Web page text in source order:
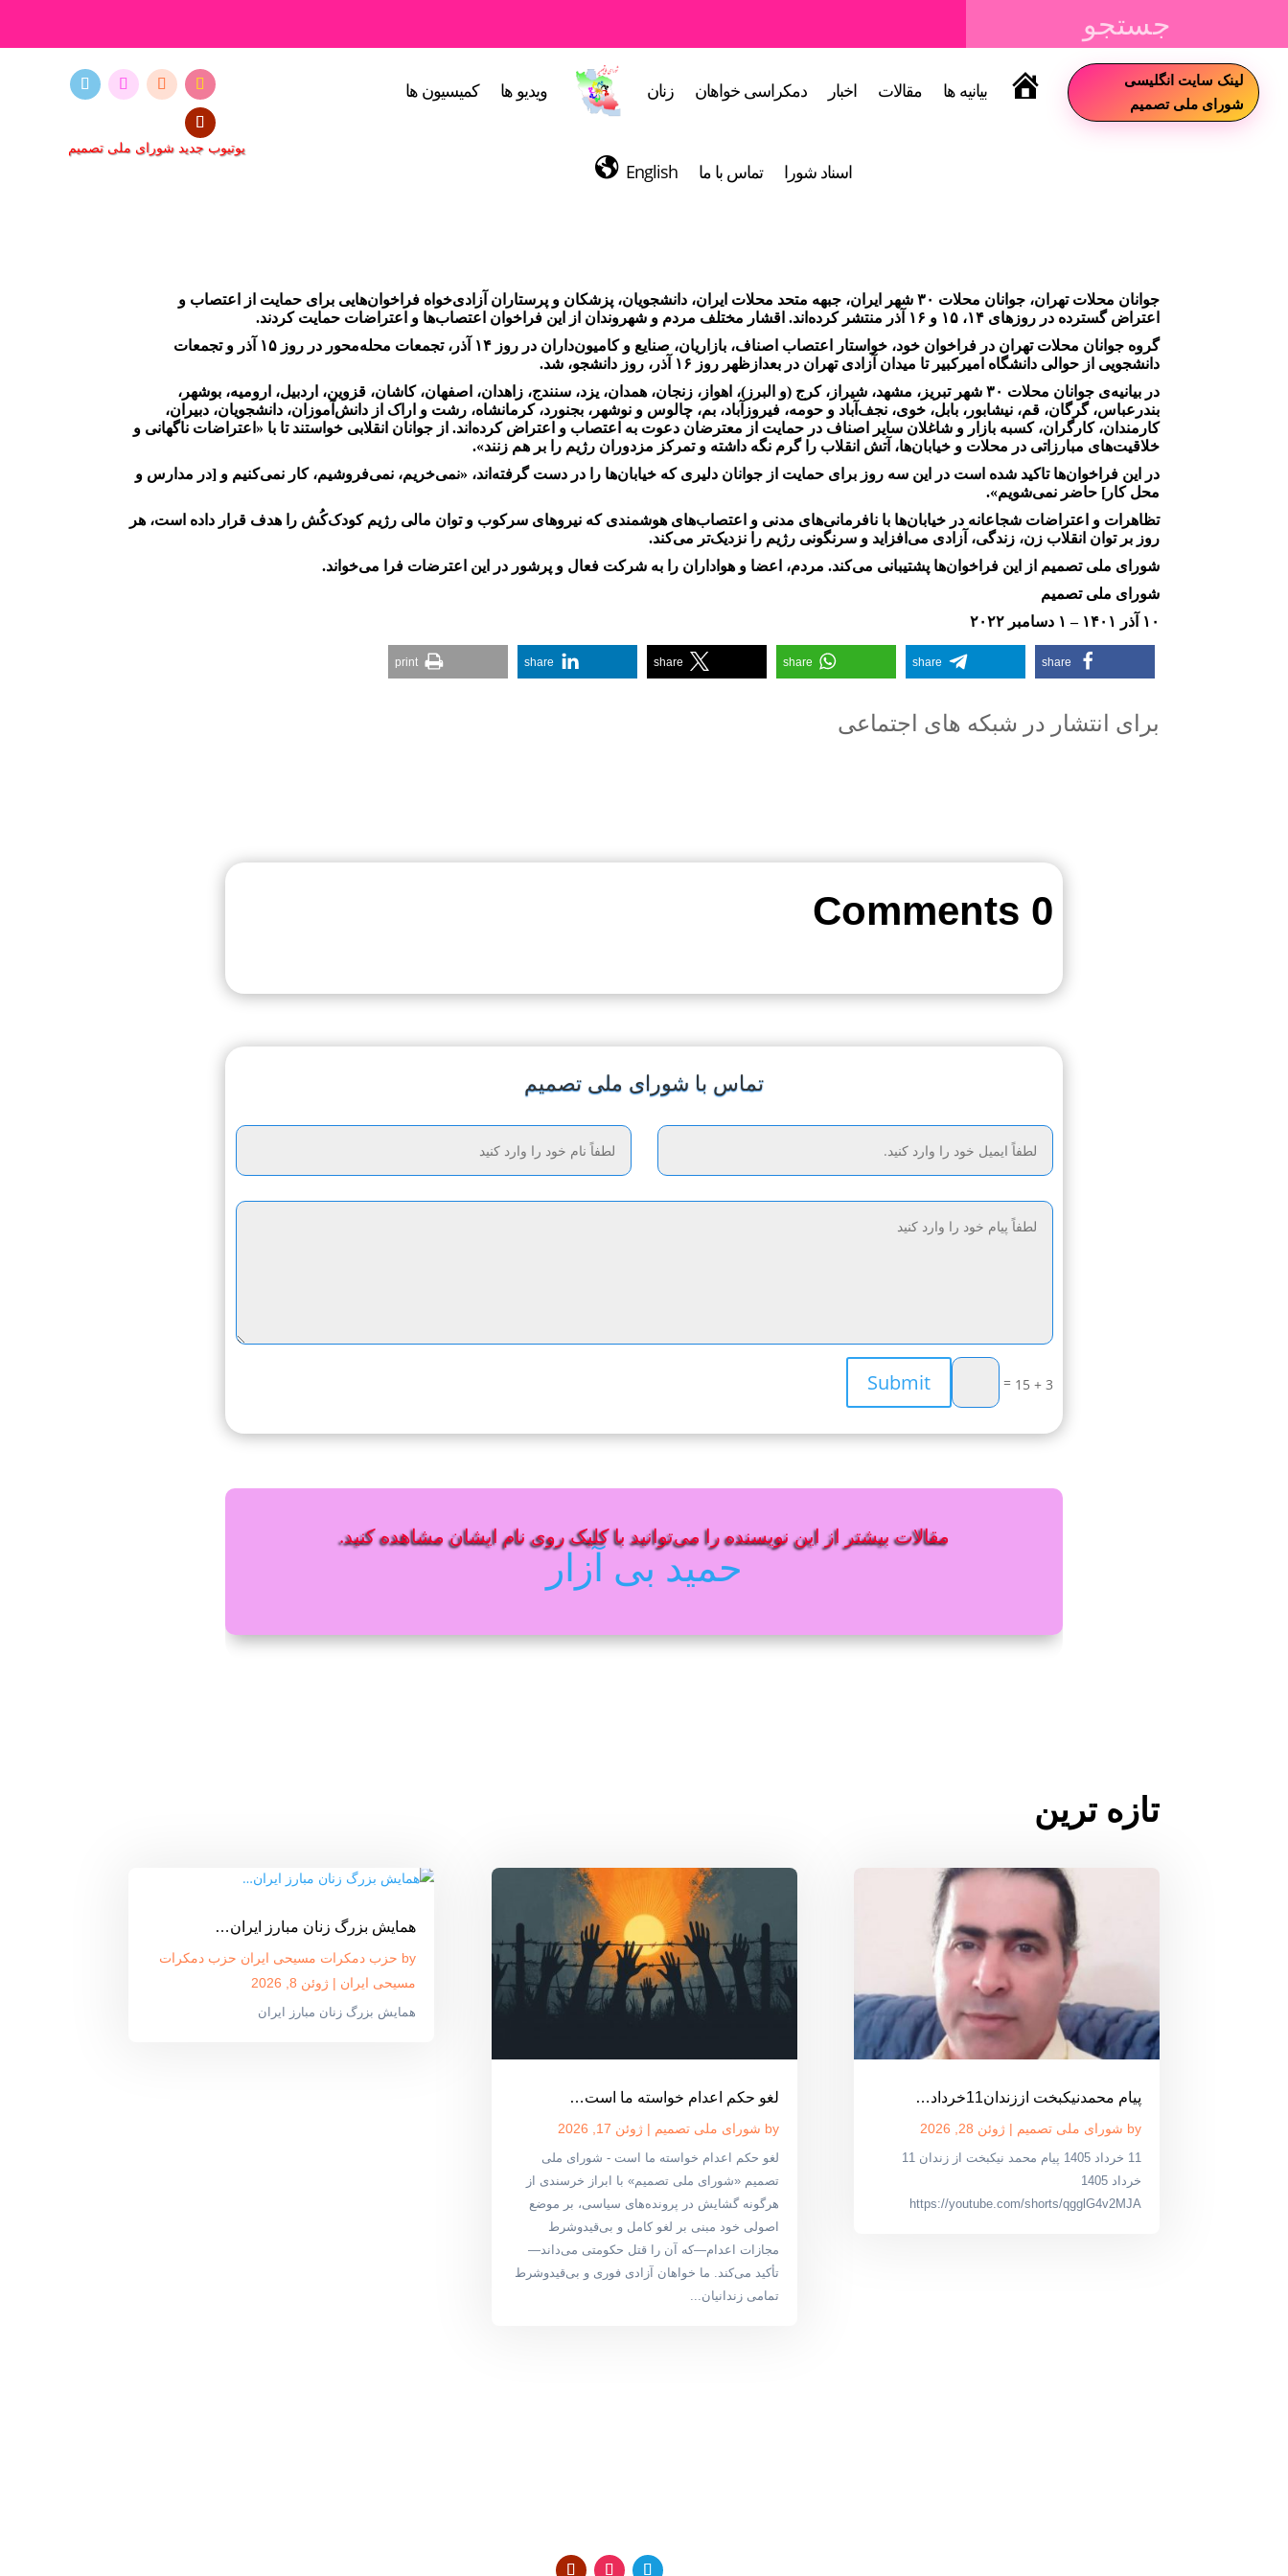
یوتیوب جدید شورای ملی تصمیم
سایت بیانیه ها مقالات اخبار دمکراسی خواهان زنان ویدیو ها کمیسیون ها
اسناد شورا تماس با ما English
لینک سایت انگلیسی
شورای ملی تصمیم
جوانان محلات تهران، جوانان محلات ۳۰ شهر ایران، جبهه متحد محلات ایران، دانشجویان، پزشکان و پرستاران آزادی‌خواه فراخوان‌هایی برای حمایت از اعتصاب و
اعتراض گسترده در روزهای ۱۴، ۱۵ و ۱۶ آذر منتشر کرده‌اند. اقشار مختلف مردم و شهروندان از این فراخوان اعتصاب‌ها و اعتراضات حمایت کردند.
گروه جوانان محلات تهران در فراخوان خود، خواستار اعتصاب اصناف، بازاریان، صنایع و کامیون‌داران در روز ۱۴ آذر، تجمعات محله‌محور در روز ۱۵ آذر و تجمعات
دانشجویی از حوالی دانشگاه امیرکبیر تا میدان آزادی تهران در بعدازظهر روز ۱۶ آذر، روز دانشجو، شد.
در بیانیه‌ی جوانان محلات ۳۰ شهر تبریز، مشهد، شیراز، کرج (و البرز)، اهواز، زنجان، همدان، یزد، سنندج، زاهدان، اصفهان، کاشان، قزوین، اردبیل، ارومیه، بوشهر،
بندرعباس، گرگان، قم، نیشابور، بابل، خوی، نجف‌آباد و حومه، فیروزآباد، بم، چالوس و نوشهر، بجنورد، کرمانشاه، رشت و اراک از دانش‌آموزان، دانشجویان، دبیران،
کارمندان، کارگران، کسبه بازار و شاغلان سایر اصناف در حمایت از معترضان دعوت به اعتصاب و اعتراض کرده‌اند. از جوانان انقلابی خواستند تا با «اعتراضات ناگهانی و
خلاقیت­‌های مبارزاتی در محلات و خیابان‌ها، آتش انقلاب را گرم نگه داشته و تمرکز مزدوران رژیم را بر هم زنند».
در این فراخوان‌ها تاکید شده است در این سه روز برای حمایت از جوانان دلیری که خیابان‌ها را در دست گرفته‌اند، «نمی‌خریم، نمی‌فروشیم، کار نمی‌کنیم و [در مدارس و
محل کار] حاضر نمی‌شویم».
تظاهرات و اعتراضات شجاعانه در خیابان‌ها با نافرمانی‌های مدنی و اعتصاب‌های هوشمندی که نیروهای سرکوب و توان مالی رژیم کودک‌کُش را هدف قرار داده است، هر
روز بر توان انقلاب زن، زندگی، آزادی می‌افزاید و سرنگونی رژیم را نزدیک‌تر می‌کند.
شورای ملی تصمیم از این فراخوان‌ها پشتیبانی می‌کند. مردم، اعضا و هواداران را به شرکت فعال و پرشور در این اعترضات فرا می‌خواند.
شورای ملی تصمیم
۱۰ آذر ۱۴۰۱ – ۱ دسامبر ۲۰۲۲
share
share
share
share
share
print
برای انتشار در شبکه های اجتماعی
0 Comments
تماس با شورای ملی تصمیم
3 + 15
=
Submit
مقالات بیشتر از این نویسنده را می‌توانید با کلیک روی نام ایشان مشاهده کنید.
حمید بی آزار
تازه ترین
پیام محمدنیکبخت اززندان11خرداد…
by شورای ملی تصمیم |ژوئن 28, 2026
11 خرداد 1405 پیام محمد نیکبخت از زندان 11
خرداد 1405
https://youtube.com/shorts/qgglG4v2MJA
لغو حکم اعدام خواسته ما است…
by شورای ملی تصمیم |ژوئن 17, 2026
لغو حکم اعدام خواسته ما است - شورای ملی
تصمیم «شورای ملی تصمیم» با ابراز خرسندی از
هرگونه گشایش در پرونده‌های سیاسی، بر موضع
اصولی خود مبنی بر لغو کامل و بی‌قیدوشرط
مجازات اعدام—که آن را قتل حکومتی می‌داند—
تأکید می‌کند. ما خواهان آزادی فوری و بی‌قیدوشرط
تمامی زندانیان...
همایش بزرگ زنان مبارز ایران…
by حزب دمکرات مسیحی ایران حزب دمکرات
مسیحی ایران | ژوئن 8, 2026
همایش بزرگ زنان مبارز ایران